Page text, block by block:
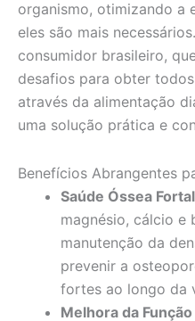
organismo, otimizando a
eles são mais
consumidor brasileiro,
desafios para obter
através da alimentação
uma solução prática e
Benefícios Abrangentes
Saúde Óssea
magnésio, cálcio e
manutenção da
prevenir a
fortes ao longo da
Melhora da